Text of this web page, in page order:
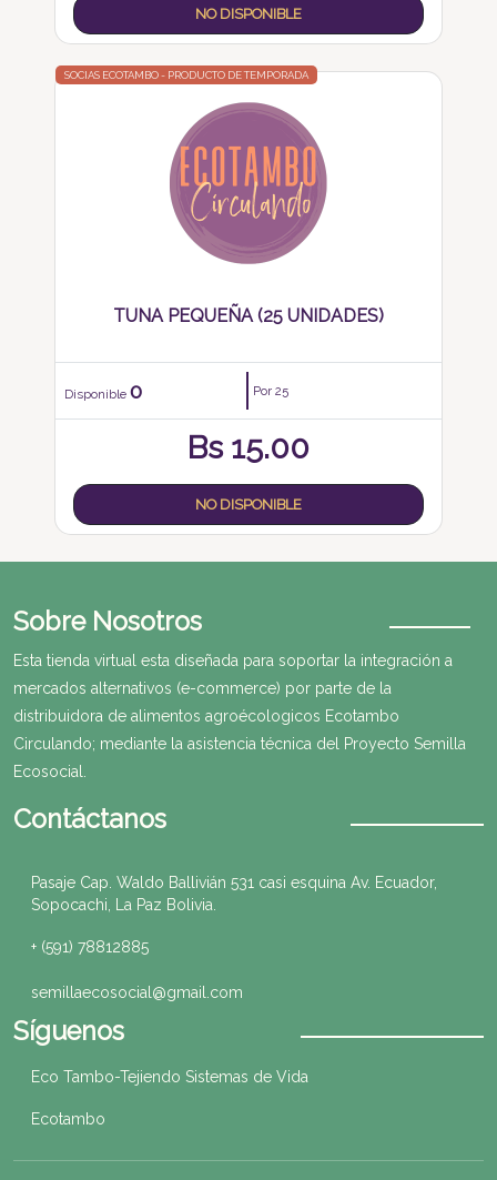
NO DISPONIBLE
SOCIAS ECOTAMBO - PRODUCTO DE TEMPORADA
TUNA PEQUEÑA (25 UNIDADES)
Disponible0 Por 25
Bs 15.00
NO DISPONIBLE
Sobre Nosotros
Esta tienda virtual esta diseñada para soportar la integración a
mercados alternativos (e-commerce) por parte de la
distribuidora de alimentos agroécologicos Ecotambo
Circulando; mediante la asistencia técnica del Proyecto Semilla
Ecosocial.
Contáctanos
Pasaje Cap. Waldo Ballivián 531 casi esquina Av. Ecuador,
Sopocachi, La Paz Bolivia.
+ (591) 78812885
semillaecosocial@gmail.com
Síguenos
Eco Tambo-Tejiendo Sistemas de Vida
Ecotambo